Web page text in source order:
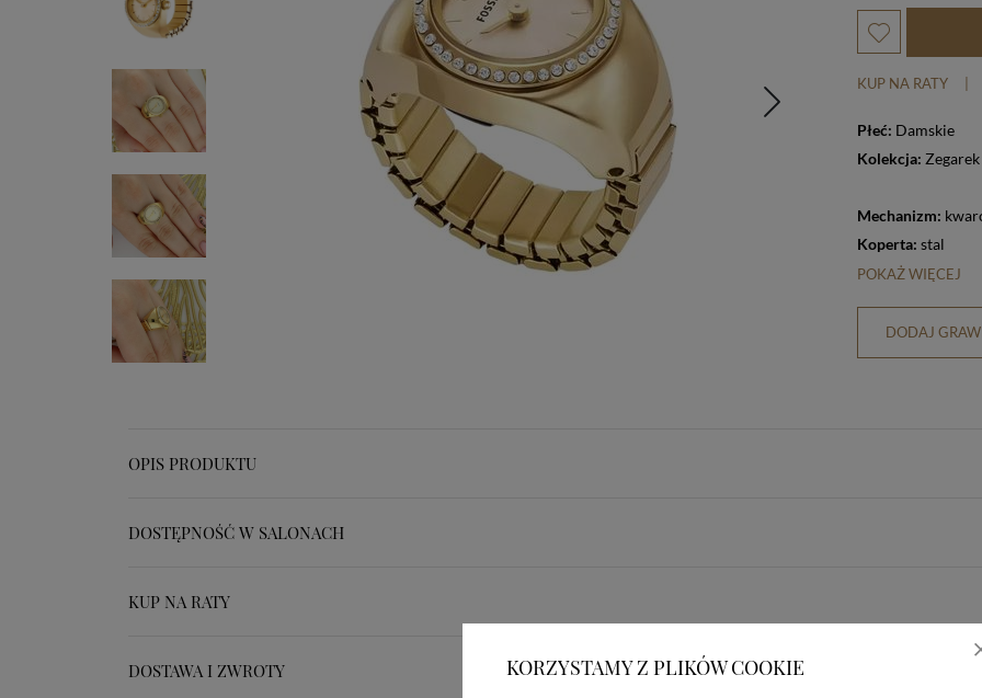
KORZYSTAMY Z PLIKÓW COOKIE
KUP NA RATY
Płeć: Damskie
Kolekcja:
Mechanizm:
Koperta: stal
POKAŻ WIĘCEJ
DODAJ
OPIS PRODUKTU
DOSTĘPNOŚĆ W SALONACH
KUP NA RATY
DOSTAWA I ZWROTY